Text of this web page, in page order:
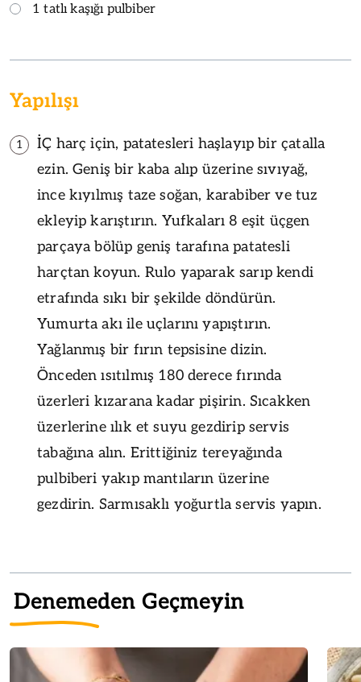
1 tatlı kaşığı pulbiber
Yapılışı
1
İÇ harç için, patatesleri haşlayıp bir çatalla
ezin. Geniş bir kaba alıp üzerine sıvıyağ,
ince kıyılmış taze soğan, karabiber ve tuz
ekleyip karıştırın. Yufkaları 8 eşit üçgen
parçaya bölüp geniş tarafına patatesli
harçtan koyun. Rulo yaparak sarıp kendi
etrafında sıkı bir şekilde döndürün.
Yumurta akı ile uçlarını yapıştırın.
Yağlanmış bir fırın tepsisine dizin.
Önceden ısıtılmış 180 derece fırında
üzerleri kızarana kadar pişirin. Sıcakken
üzerlerine ılık et suyu gezdirip servis
tabağına alın. Erittiğiniz tereyağında
pulbiberi yakıp mantıların üzerine
gezdirin. Sarmısaklı yoğurtla servis yapın.
Denemeden Geçmeyin